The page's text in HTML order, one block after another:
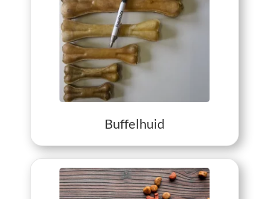
Buffelhuid